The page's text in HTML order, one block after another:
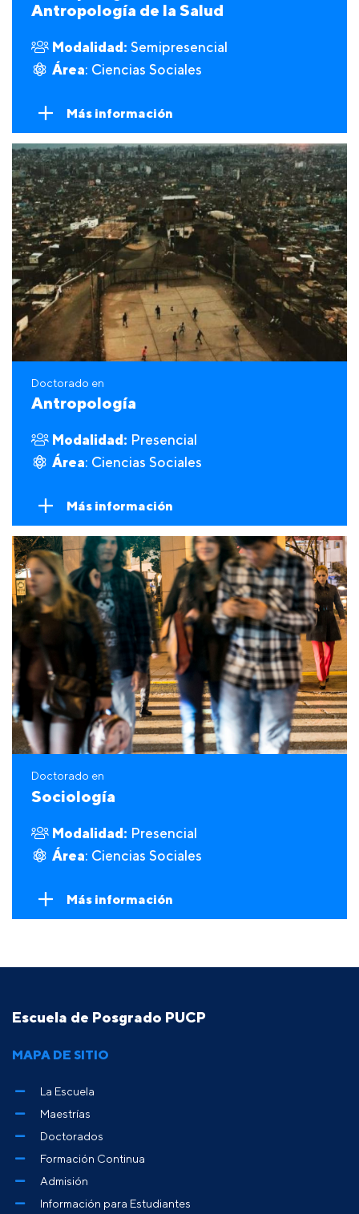
Antropología de la Salud
Modalidad: Semipresencial
Área: Ciencias Sociales
Más información
Doctorado en
Antropología
Modalidad: Presencial
Área: Ciencias Sociales
Más información
Doctorado en
Sociología
Modalidad: Presencial
Área: Ciencias Sociales
Más información
Escuela de Posgrado PUCP
MAPA DE SITIO
La Escuela
Maestrías
Doctorados
Formación Continua
Admisión
Información para Estudiantes